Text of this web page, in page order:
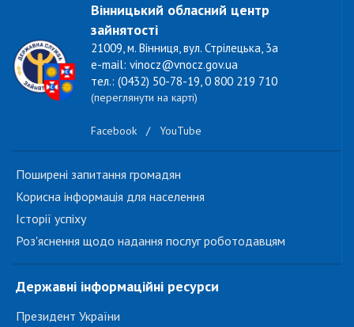
Вінницький обласний центр
зайнятості
21009, м. Вінниця, вул. Стрілецька, 3а
e-mail: vinocz@vnocz.gov.ua
тел.: (0432) 50-78-19, 0 800 219 710
(переглянути на карті)
Facebook / YouTube
Поширені запитання громадян
Корисна інформація для населення
Історії успіху
Роз'яснення щодо надання послуг роботодавцям
Державні інформаційні ресурси
Президент України